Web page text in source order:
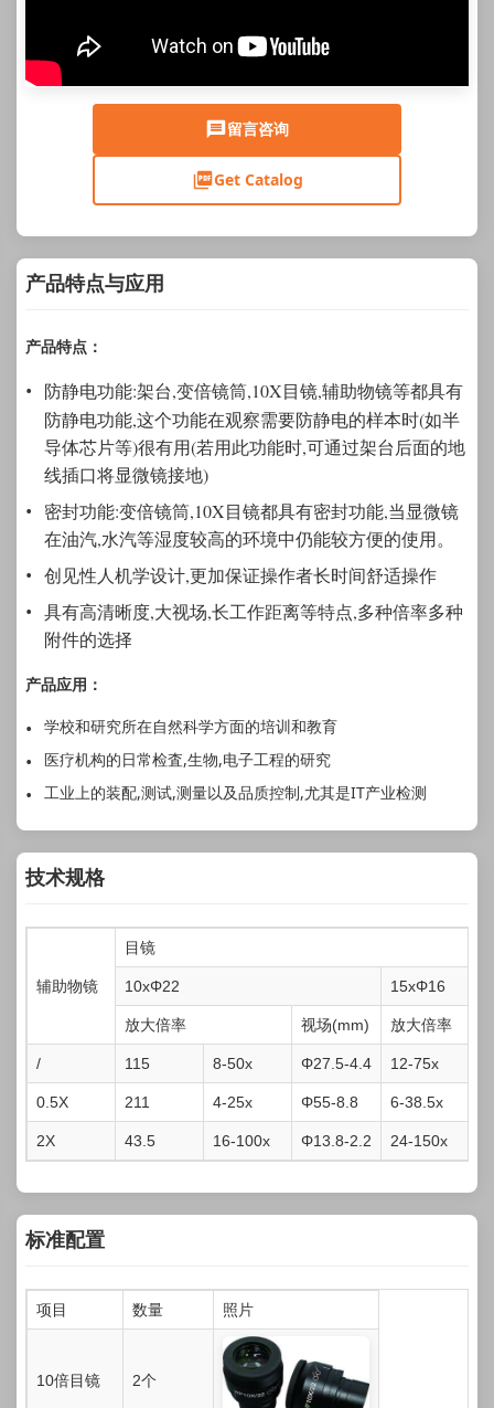
留言咨询
Get Catalog
产品特点与应用
产品特点：
防静电功能:架台,变倍镜筒,10X目镜,辅助物镜等都具有
防静电功能,这个功能在观察需要防静电的样本时(如半
导体芯片等)很有用(若用此功能时,可通过架台后面的地
线插口将显微镜接地)
密封功能:变倍镜筒,10X目镜都具有密封功能,当显微镜
在油汽,水汽等湿度较高的环境中仍能较方便的使用。
创见性人机学设计,更加保证操作者长时间舒适操作
具有高清晰度,大视场,长工作距离等特点,多种倍率多种
附件的选择
产品应用：
学校和研究所在自然科学方面的培训和教育
医疗机构的日常检査,生物,电子工程的研究
工业上的装配,测试,测量以及品质控制,尤其是IT产业检测
技术规格
辅助物镜
目镜
10xΦ22 15xΦ16
放大倍率 视场(mm) 放大倍率
/ 115 8-50x Φ27.5-4.4 12-75x
0.5X 211 4-25x Φ55-8.8 6-38.5x
2X 43.5 16-100x Φ13.8-2.2 24-150x
标准配置
项目 数量 照片
10倍目镜 2个